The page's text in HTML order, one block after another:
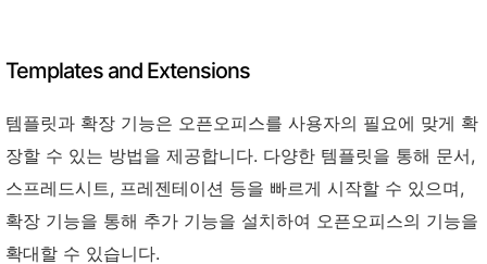
Templates and Extensions
템플릿과 확장 기능은 오픈오피스를 사용자의 필요에 맞게 확
장할 수 있는 방법을 제공합니다. 다양한 템플릿을 통해 문서,
스프레드시트, 프레젠테이션 등을 빠르게 시작할 수 있으며,
확장 기능을 통해 추가 기능을 설치하여 오픈오피스의 기능을
확대할 수 있습니다.